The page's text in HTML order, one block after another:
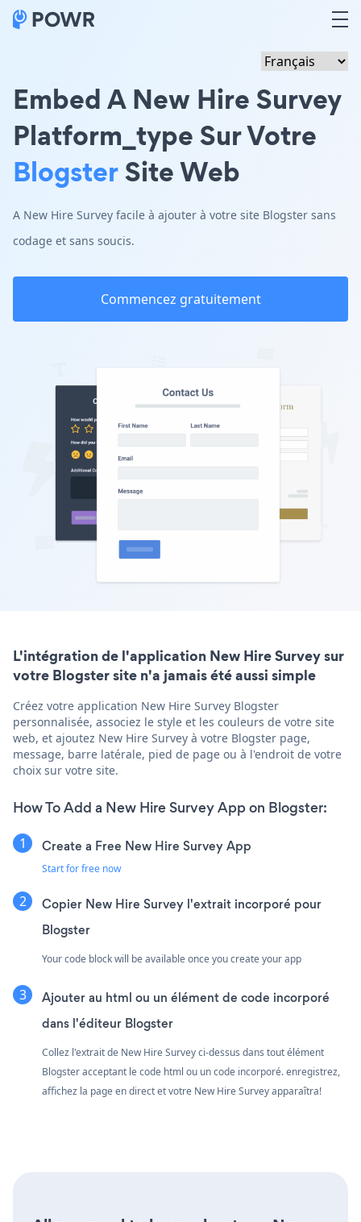
Embed A New Hire Survey
Platform_type Sur Votre
BlogsterSite Web
A New Hire Survey facile à ajouter à votre site Blogster sans
codage et sans soucis.
Commencez gratuitement
L'intégration de l'application New Hire Survey sur
votre Blogster site n'a jamais été aussi simple
Créez votre application New Hire Survey Blogster
personnalisée, associez le style et les couleurs de votre site
web, et ajoutez New Hire Survey à votre Blogster page,
message, barre latérale, pied de page ou à l'endroit de votre
choix sur votre site.
How To Add a New Hire Survey App on Blogster:
Create a Free New Hire Survey App
Start for free now
Copier New Hire Survey l'extrait incorporé pour
Blogster
Your code block will be available once you create your app
Ajouter au html ou un élément de code incorporé
dans l'éditeur Blogster
Collez l'extrait de New Hire Survey ci-dessus dans tout élément
Blogster acceptant le code html ou un code incorporé. enregistrez,
affichez la page en direct et votre New Hire Survey apparaîtra!